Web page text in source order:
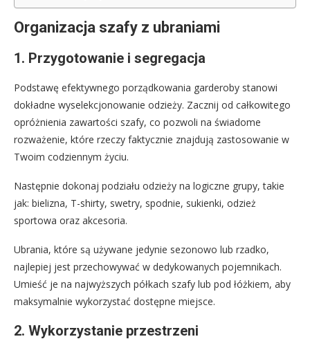
Organizacja szafy z ubraniami
1. Przygotowanie i segregacja
Podstawę efektywnego porządkowania garderoby stanowi
dokładne wyselekcjonowanie odzieży. Zacznij od całkowitego
opróżnienia zawartości szafy, co pozwoli na świadome
rozważenie, które rzeczy faktycznie znajdują zastosowanie w
Twoim codziennym życiu.
Następnie dokonaj podziału odzieży na logiczne grupy, takie
jak: bielizna, T-shirty, swetry, spodnie, sukienki, odzież
sportowa oraz akcesoria.
Ubrania, które są używane jedynie sezonowo lub rzadko,
najlepiej jest przechowywać w dedykowanych pojemnikach.
Umieść je na najwyższych półkach szafy lub pod łóżkiem, aby
maksymalnie wykorzystać dostępne miejsce.
2. Wykorzystanie przestrzeni